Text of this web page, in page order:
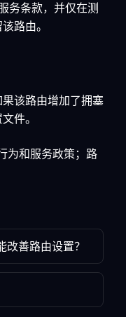
务条款，并仅在测
路由。
该路由增加了拥塞
件。
为和服务政策；路
善路由设置？